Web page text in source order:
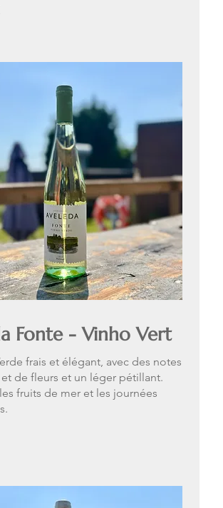
Fonte - Vinho Vert
frais et élégant, avec des notes
de fleurs et un léger pétillant.
fruits de mer et les journées